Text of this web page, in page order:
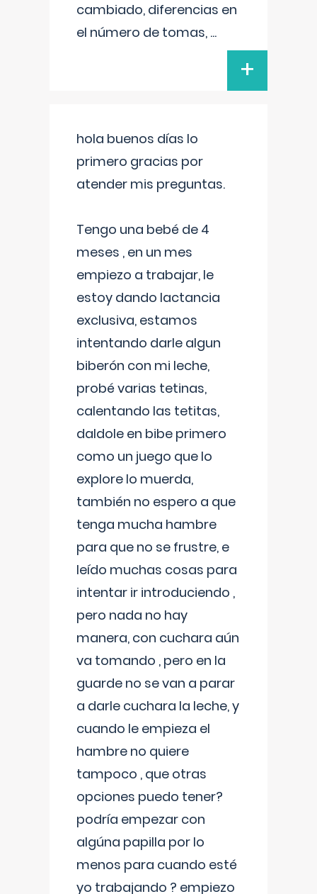
cambiado, diferencias en
el número de tomas, ...
+
hola buenos días lo
primero gracias por
atender mis preguntas.
Tengo una bebé de 4
meses , en un mes
empiezo a trabajar, le
estoy dando lactancia
exclusiva, estamos
intentando darle algun
biberón con mi leche,
probé varias tetinas,
calentando las tetitas,
daldole en bibe primero
como un juego que lo
explore lo muerda,
también no espero a que
tenga mucha hambre
para que no se frustre, e
leído muchas cosas para
intentar ir introduciendo ,
pero nada no hay
manera, con cuchara aún
va tomando , pero en la
guarde no se van a parar
a darle cuchara la leche, y
cuando le empieza el
hambre no quiere
tampoco , que otras
opciones puedo tener?
podría empezar con
algúna papilla por lo
menos para cuando esté
yo trabajando ? empiezo